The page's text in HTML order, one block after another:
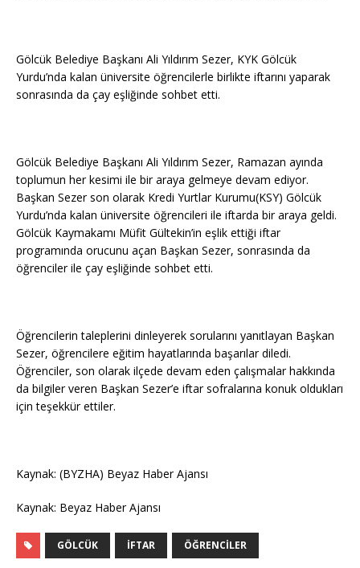
Gölcük Belediye Başkanı Ali Yıldırım Sezer, KYK Gölcük
Yurdu’nda kalan üniversite öğrencilerle birlikte iftarını yaparak
sonrasında da çay eşliğinde sohbet etti.
Gölcük Belediye Başkanı Ali Yıldırım Sezer, Ramazan ayında
toplumun her kesimi ile bir araya gelmeye devam ediyor.
Başkan Sezer son olarak Kredi Yurtlar Kurumu(KSY) Gölcük
Yurdu’nda kalan üniversite öğrencileri ile iftarda bir araya geldi.
Gölcük Kaymakamı Müfit Gültekin’in eşlik ettiği iftar
programında orucunu açan Başkan Sezer, sonrasında da
öğrenciler ile çay eşliğinde sohbet etti.
Öğrencilerin taleplerini dinleyerek sorularını yanıtlayan Başkan
Sezer, öğrencilere eğitim hayatlarında başarılar diledi.
Öğrenciler, son olarak ilçede devam eden çalışmalar hakkında
da bilgiler veren Başkan Sezer’e iftar sofralarına konuk oldukları
için teşekkür ettiler.
Kaynak: (BYZHA) Beyaz Haber Ajansı
Kaynak: Beyaz Haber Ajansı
GÖLCÜK İFTAR ÖĞRENCILER